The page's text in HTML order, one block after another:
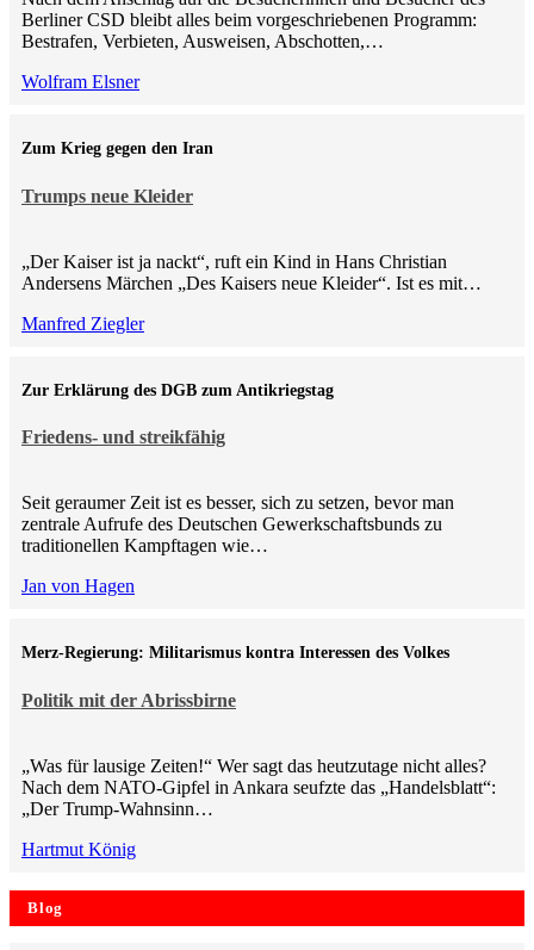
Berliner CSD bleibt alles beim vorgeschriebenen Programm:
Bestrafen, Verbieten, Ausweisen, Abschotten,…
Wolfram Elsner
Trumps neue Kleider
Zum Krieg gegen den Iran
„Der Kaiser ist ja nackt“, ruft ein Kind in Hans Christian
Andersens Märchen „Des Kaisers neue Kleider“. Ist es mit…
Manfred Ziegler
Friedens- und streikfähig
Zur Erklärung des DGB zum Antikriegstag
Seit geraumer Zeit ist es besser, sich zu setzen, bevor man
zentrale Aufrufe des Deutschen Gewerkschaftsbunds zu
traditionellen Kampftagen wie…
Jan von Hagen
Politik mit der Abrissbirne
Merz-Regierung: Militarismus kontra Inte­ressen des Volkes
„Was für lausige Zeiten!“ Wer sagt das heutzutage nicht alles?
Nach dem NATO-Gipfel in Ankara seufzte das „Handelsblatt“:
„Der Trump-Wahnsinn…
Hartmut König
Blog